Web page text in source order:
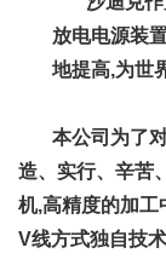
放电电源装
地提高,为世
本公司为了
造、实行、辛苦
机,高精度的加工
V线方式独自技